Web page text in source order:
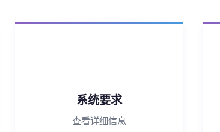
系统要求
查看详细信息